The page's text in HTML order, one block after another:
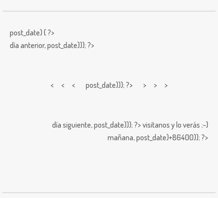
post_date) { ?>
día anterior,post_date))); ?>
< < < post_date))); ?> > > >
día siguiente,post_date))); ?> visitanos y lo verás ;-)
mañana,post_date)+86400)); ?>